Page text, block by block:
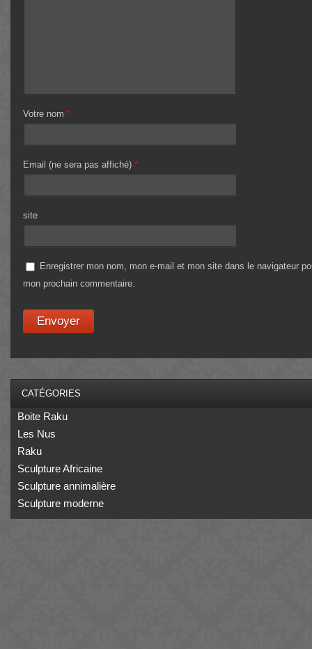
Votre nom *
Email (ne sera pas affiché) *
site
Enregistrer mon nom, mon e-mail et mon site dans le navigateur
mon prochain commentaire.
CATÉGORIES
Boite Raku
Les Nus
Raku
Sculpture Africaine
Sculpture annimalière
Sculpture moderne